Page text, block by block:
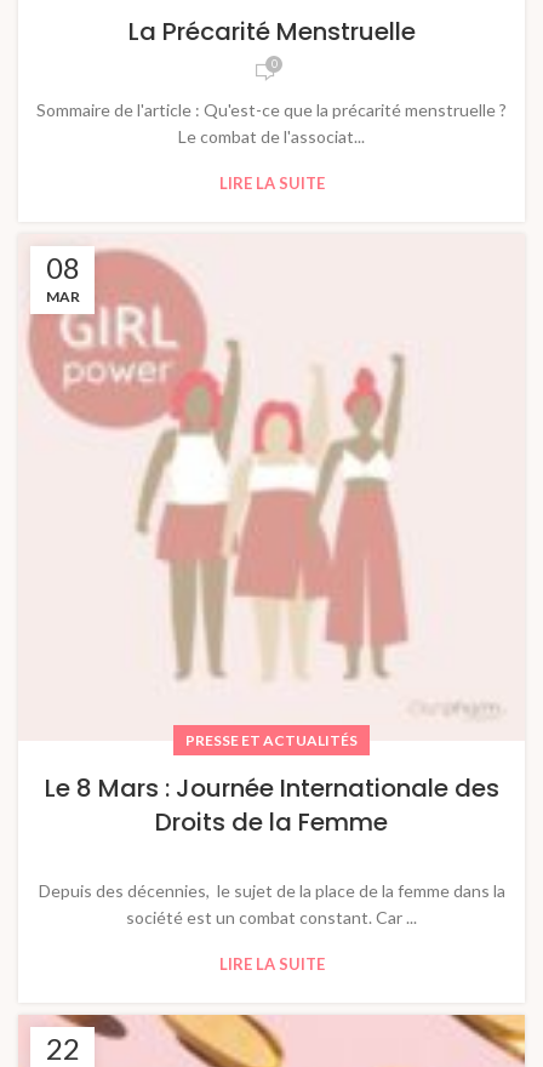
La Précarité Menstruelle
0
Sommaire de l'article : Qu'est-ce que la précarité menstruelle ?
Le combat de l'associat...
LIRE LA SUITE
08
MAR
PRESSE ET ACTUALITÉS
Le 8 Mars : Journée Internationale des
Droits de la Femme
Depuis des décennies, le sujet de la place de la femme dans la
société est un combat constant. Car ...
LIRE LA SUITE
22